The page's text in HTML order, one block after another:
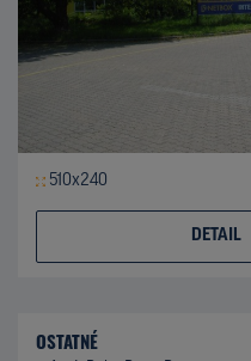
510x240
DETAIL
OSTATNÉ